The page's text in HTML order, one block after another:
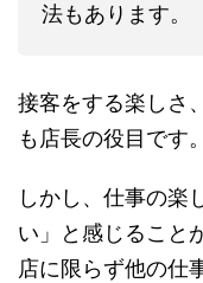
法もあります。
接客をする楽しさ
も店長の役目です。
しかし、仕事の楽
い」と感じること
店に限らず他の仕